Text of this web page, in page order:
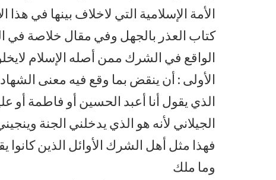
الأمة الإسلامية التي لاخلاف بينها في
كتاب العذر بالجهل وفي مقال خلاصة في
الواقع في الشرك ممن أصله الإسلام
الأولى : أن ينقض بما وقع فيه معنى
الذي يقول أنا أعبد الحسين أو فاطمة أو
الجيلاني لأنه هو الذي يدخلني الجنة
فهذا مثل أهل الشرك الأوائل الذين
وما ملك